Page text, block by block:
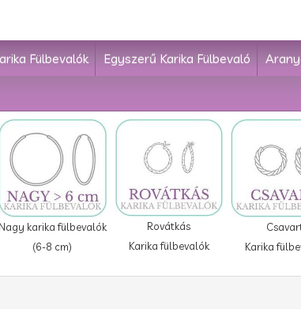
Fülbevalók Egyszerű Karika Fülbevaló
Nagy karika fülbevalók
(6-8 cm)
Rovátkás
Karika fülbevalók
Karika